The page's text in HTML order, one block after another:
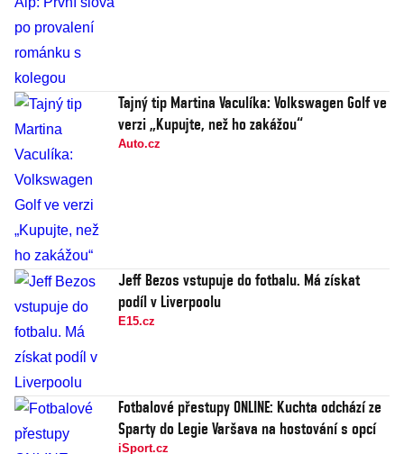
Tajný tip Martina Vaculíka: Volkswagen Golf ve
verzi „Kupujte, než ho zakážou“
Auto.cz
Jeff Bezos vstupuje do fotbalu. Má získat
podíl v Liverpoolu
E15.cz
Fotbalové přestupy ONLINE: Kuchta odchází ze
Sparty do Legie Varšava na hostování s opcí
iSport.cz